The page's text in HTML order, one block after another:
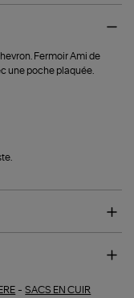
Fermoir Ami de
une poche plaquée.
-SACS EN CUIR